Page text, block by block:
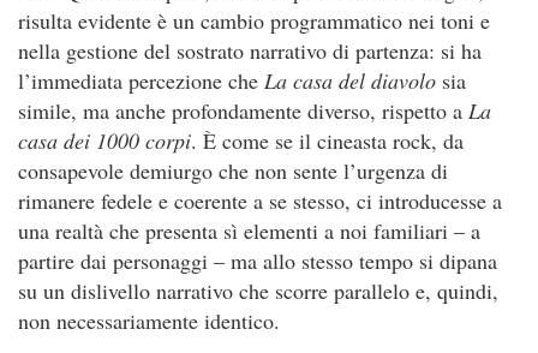
risulta evidente è un cambio programmatico nei toni e
nella gestione del sostrato narrativo di partenza: si ha
l’immediata percezione che La casa del diavolo sia
simile, ma anche profondamente diverso, rispetto a La
casa dei 1000 corpi. È come se il cineasta rock, da
consapevole demiurgo che non sente l’urgenza di
rimanere fedele e coerente a se stesso, ci introducesse a
una realtà che presenta sì elementi a noi familiari – a
partire dai personaggi – ma allo stesso tempo si dipana
su un dislivello narrativo che scorre parallelo e, quindi,
non necessariamente identico.